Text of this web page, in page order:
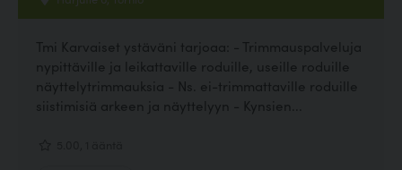
Tmi Karvaiset ystäväni tarjoaa: - Trimmauspalveluja
nypittäville ja leikattaville roduille, useille roduille
näyttelytrimmauksia - Ns. ei-trimmattaville roduille
siistimisiä arkeen ja näyttelyyn - Kynsien...